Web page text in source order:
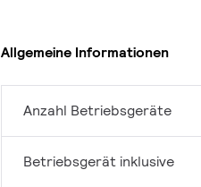
Allgemeine Informationen
Anzahl Betriebsgeräte
Betriebsgerät inklusive